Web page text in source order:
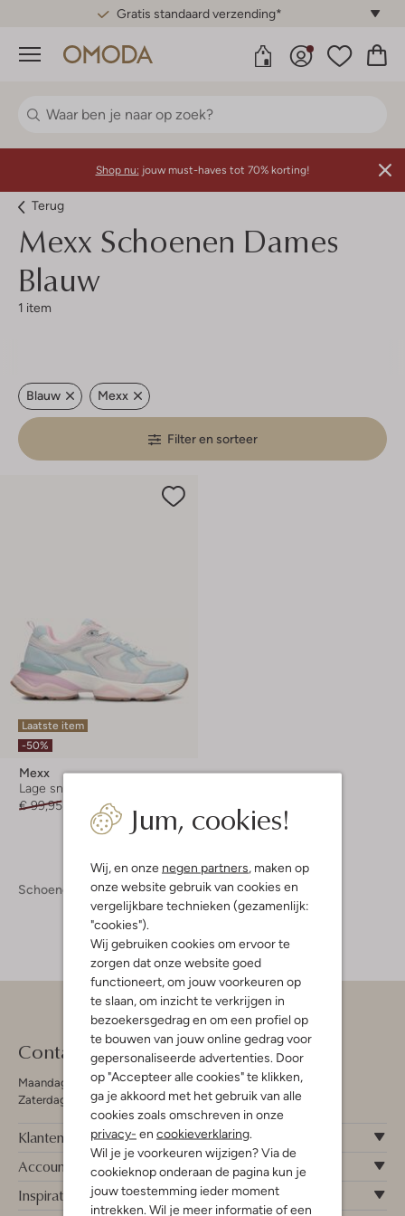
Gratis standaard verzending*
Menu
Jum, cookies!
Wij, en onze negen partners, maken op
onze website gebruik van cookies en
vergelijkbare technieken (gezamenlijk:
"cookies").
Wij gebruiken cookies om ervoor te
zorgen dat onze website goed
functioneert, om jouw voorkeuren op
te slaan, om inzicht te verkrijgen in
bezoekersgedrag en om een profiel op
te bouwen van jouw online gedrag voor
gepersonaliseerde advertenties. Door
op "Accepteer alle cookies" te klikken,
ga je akkoord met het gebruik van alle
cookies zoals omschreven in onze
privacy- en cookieverklaring.
Wil je je voorkeuren wijzigen? Via de
cookieknop onderaan de pagina kun je
jouw toestemming ieder moment
intrekken. Wil je meer informatie of een
Shop nu: jouw must-haves tot 70% korting!
Terug
Mexx Schoenen Dames
Blauw
1 item
Blauw Mexx
Filter en sorteer
Laatste item
-50%
Mexx
Lage sneakers
€ 99,95
€ 49,99
Schoenen Damesschoenen
Contact
Maandag - Vrijdag 09:00 - 19:00 uur
Zaterdag 09:00 - 17:00 uur
Klantenservice
Account
Inspiratie